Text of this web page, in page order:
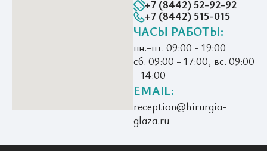
+7 (8442) 52-92-92
+7 (8442) 515-015
ЧАСЫ РАБОТЫ:
пн.-пт. 09:00 - 19:00
сб. 09:00 - 17:00, вс. 09:00
- 14:00
EMAIL:
reception@hirurgia-
glaza.ru